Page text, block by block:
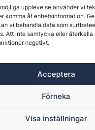
upplevelse använder vi
komma åt enhetsinformation.
vi behandla data som
Att inte samtycka eller
negativt.
Acceptera
Förneka
Visa inställningar
1, 827 32 Ljusdal,
utgivare: Henrik Ekberg.
skyddat.
är en del av
för datahantering, integritet